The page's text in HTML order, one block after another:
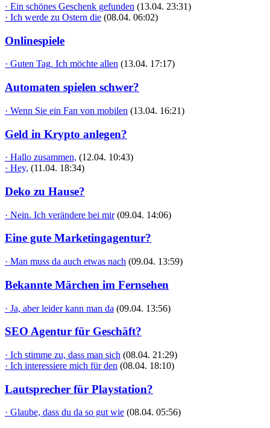
· Ein schönes Geschenk gefunden (13.04. 23:31)
· Ich werde zu Ostern die (08.04. 06:02)
Onlinespiele
· Guten Tag. Ich möchte allen (13.04. 17:17)
Automaten spielen schwer?
· Wenn Sie ein Fan von mobilen (13.04. 16:21)
Geld in Krypto anlegen?
· Hallo zusammen, (12.04. 10:43)
· Hey, (11.04. 18:34)
Deko zu Hause?
· Nein. Ich verändere bei mir (09.04. 14:06)
Eine gute Marketingagentur?
· Man muss da auch etwas nach (09.04. 13:59)
Bekannte Märchen im Fernsehen
· Ja, aber leider kann man da (09.04. 13:56)
SEO Agentur für Geschäft?
· Ich stimme zu, dass man sich (08.04. 21:29)
· Ich interessiere mich für den (08.04. 18:10)
Lautsprecher für Playstation?
· Glaube, dass du da so gut wie (08.04. 05:56)